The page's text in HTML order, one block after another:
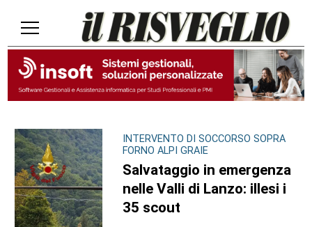
INTERVENTO DI SOCCORSO SOPRA
FORNO ALPI GRAIE
Salvataggio in emergenza
nelle Valli di Lanzo: illesi i
35 scout